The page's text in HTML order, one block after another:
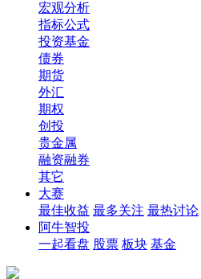
宏观分析
指标公式
投资基金
债券
期货
外汇
期权
创投
贵金属
融资融券
其它
大赛
最佳收益 最多关注 最热讨论
阿牛智投
一起看盘 股票 板块 基金